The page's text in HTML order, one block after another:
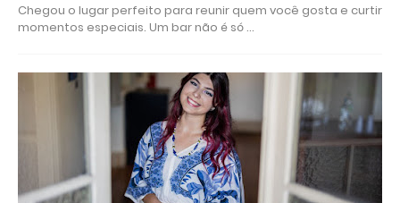
Chegou o lugar perfeito para reunir quem você gosta e curtir
momentos especiais. Um bar não é só …